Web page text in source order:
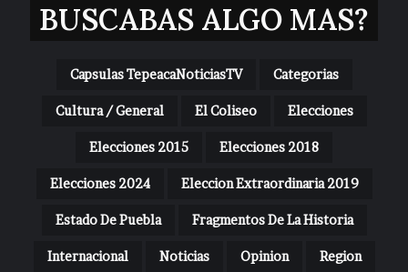
BUSCABAS ALGO MAS?
Capsulas TepeacaNoticiasTV Categorias
Cultura / General El Coliseo Elecciones
Elecciones 2015 Elecciones 2018
Elecciones 2024 Eleccion Extraordinaria 2019
Estado De Puebla Fragmentos De La Historia
Internacional Noticias Opinion Region